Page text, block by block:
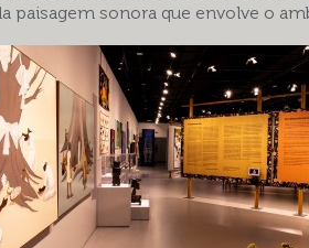
paisagem sonora que envolve o